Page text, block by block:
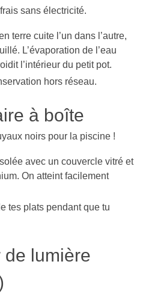
sans électricité.
terre cuite l’un dans l’autre,
L’évaporation de l’eau
l’intérieur du petit pot.
hors réseau.
à boîte
noirs pour la piscine !
avec un couvercle vitré et
On atteint facilement
tes plats pendant que tu
de lumière